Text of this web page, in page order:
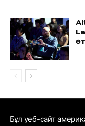
Бұл уеб-сайт